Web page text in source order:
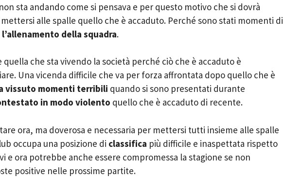
sta andando come si pensava e per questo motivo che si dovrà
alle spalle quello che è accaduto. Perché sono stati momenti di
della squadra.
che sta vivendo la società perché ciò che è accaduto è
Una vicenda difficile che va per forza affrontata dopo quello che è
vissuto momenti terribili quando si sono presentati durante
in modo violento quello che è accaduto di recente.
ora, ma doverosa e necessaria per mettersi tutti insieme alle spalle
occupa una posizione di classifica più difficile e inaspettata rispetto
e ora potrebbe anche essere compromessa la stagione se non
positive nelle prossime partite.